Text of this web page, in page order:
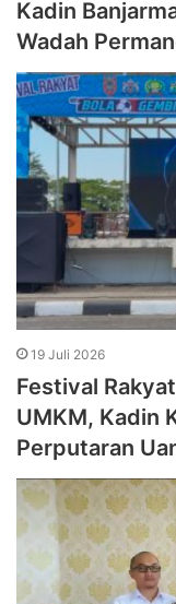
Kadin
Wadah
19 Juli 2026
Festival
UMKM, Kadin
Perputaran